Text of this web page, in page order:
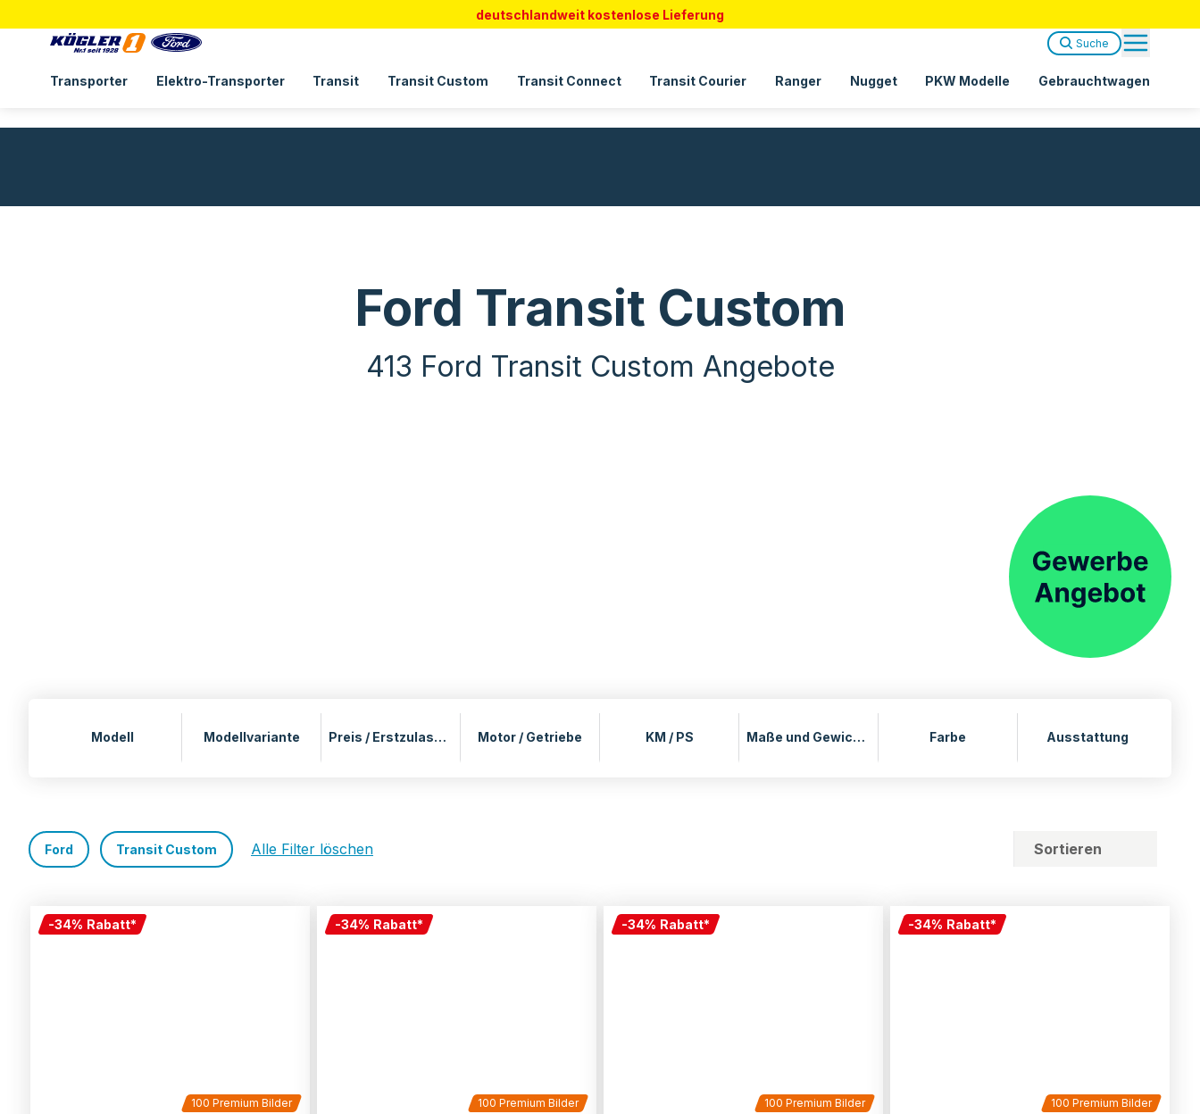
deutschlandweit kostenlose Lieferung
Transporter Elektro-Transporter Transit Transit Custom Transit Connect Transit Courier Ranger Nugget PKW Modelle Gebrauchtwagen
Suche
Ford Transit Custom
413 Ford Transit Custom Angebote
Modell Modellvariante Preis / Erstzulassung Motor / Getriebe KM / PS Maße und Gewichte Farbe Ausstattung
Ford Transit Custom Alle Filter löschen Sortieren
-34% Rabatt*
100 Premium Bilder
-34% Rabatt*
100 Premium Bilder
-34% Rabatt*
100 Premium Bilder
-34% Rabatt*
100 Premium Bilder